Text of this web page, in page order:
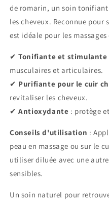
de romarin, un soin
les cheveux. Reconnue
est idéale pour les
✔ Tonifiante et stimulante
musculaires et articulaires.
✔ Purifiante pour le cuir
revitaliser les cheveux.
✔ Antioxydante : protège
Conseils d'utilisation :
peau en massage ou sur le
utiliser diluée avec une
sensibles.
Un soin naturel pour